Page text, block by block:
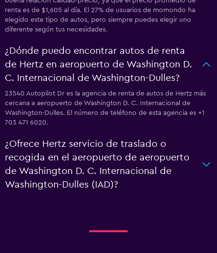
renta es de $1,605 al día. El 27% de usuarios de momondo ha
elegido este tipo de autos, pero siempre puedes elegir uno
diferente según tus necesidades.
¿Dónde puedo encontrar autos de renta
de Hertz en aeropuerto de Washington D.
C. Internacional de Washington-Dulles?
23540 Autopilot Dr es la agencia de renta de autos de Hertz más
cercana a aeropuerto de Washington D. C. Internacional de
Washington-Dulles. El número de teléfono de esta agencia es +1
703 471 6020.
¿Ofrece Hertz servicio de traslado o
recogida en el aeropuerto de aeropuerto
de Washington D. C. Internacional de
Washington-Dulles (IAD)?